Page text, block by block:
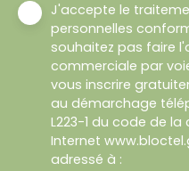
J'accepte le
personnelles
souhaitez pas faire
commerciale par
vous inscrire
au démarchage
L223-1 du code de
Internet
adressé à :